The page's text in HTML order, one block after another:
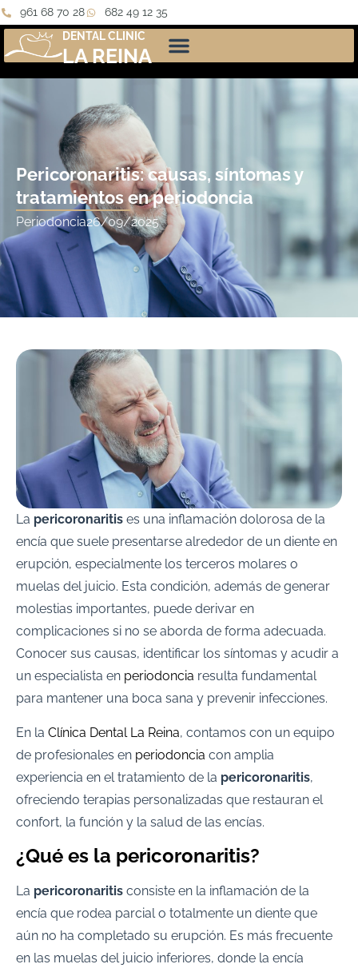
961 68 70 28
682 49 12 35
DENTAL CLINIC
LA REINA
Pericoronaritis: causas, síntomas y
tratamientos en periodoncia
Periodoncia26/09/2025
La pericoronaritis es una inflamación dolorosa de la
encía que suele presentarse alrededor de un diente en
erupción, especialmente los terceros molares o
muelas del juicio. Esta condición, además de generar
molestias importantes, puede derivar en
complicaciones si no se aborda de forma adecuada.
Conocer sus causas, identificar los síntomas y acudir a
un especialista en periodoncia resulta fundamental
para mantener una boca sana y prevenir infecciones.
En la Clínica Dental La Reina, contamos con un equipo
de profesionales en periodoncia con amplia
experiencia en el tratamiento de la pericoronaritis,
ofreciendo terapias personalizadas que restauran el
confort, la función y la salud de las encías.
¿Qué es la pericoronaritis?
La pericoronaritis consiste en la inflamación de la
encía que rodea parcial o totalmente un diente que
aún no ha completado su erupción. Es más frecuente
en las muelas del juicio inferiores, donde la encía